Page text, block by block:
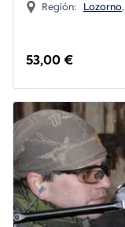
Región: Lozorno,
53,00 €